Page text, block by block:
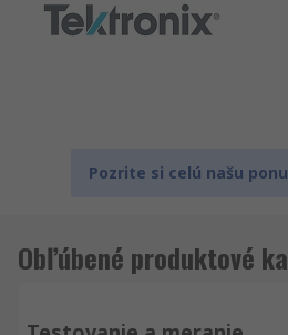
Pozrite si celú našu
Obľúbené produktové